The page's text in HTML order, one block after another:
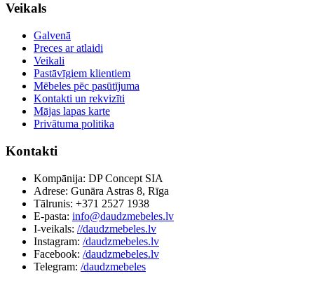
Veikals
Galvenā
Preces ar atlaidi
Veikali
Pastāvīgiem klientiem
Mēbeles pēc pasūtījuma
Kontakti un rekvizīti
Mājas lapas karte
Privātuma politika
Kontakti
Kompānija: DP Concept SIA
Adrese: Gunāra Astras 8, Rīga
Tālrunis: +371 2527 1938
E-pasta: info@daudzmebeles.lv
I-veikals: //daudzmebeles.lv
Instagram: /daudzmebeles.lv
Facebook: /daudzmebeles.lv
Telegram: /daudzmebeles